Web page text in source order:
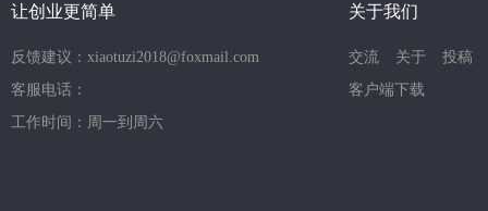
让创业更简单
反馈建议：xiaotuzi2018@foxmail.com
客服电话：
工作时间：周一到周六
关于我们
交流 关于
投稿
客户端下载